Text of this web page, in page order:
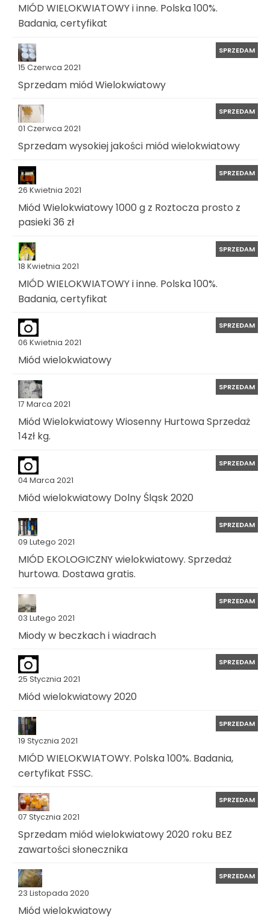
MIÓD WIELOKWIATOWY i inne. Polska 100%.
Badania, certyfikat
15 Czerwca 2021
SPRZEDAM
Sprzedam miód Wielokwiatowy
01 Czerwca 2021
SPRZEDAM
Sprzedam wysokiej jakości miód wielokwiatowy
26 Kwietnia 2021
SPRZEDAM
Miód Wielokwiatowy 1000 g z Roztocza prosto z
pasieki 36 zł
18 Kwietnia 2021
SPRZEDAM
MIÓD WIELOKWIATOWY i inne. Polska 100%.
Badania, certyfikat
06 Kwietnia 2021
SPRZEDAM
Miód wielokwiatowy
17 Marca 2021
SPRZEDAM
Miód Wielokwiatowy Wiosenny Hurtowa Sprzedaż
14zł kg.
04 Marca 2021
SPRZEDAM
Miód wielokwiatowy Dolny Śląsk 2020
09 Lutego 2021
SPRZEDAM
MIÓD EKOLOGICZNY wielokwiatowy. Sprzedaż
hurtowa. Dostawa gratis.
03 Lutego 2021
SPRZEDAM
Miody w beczkach i wiadrach
25 Stycznia 2021
SPRZEDAM
Miód wielokwiatowy 2020
19 Stycznia 2021
SPRZEDAM
MIÓD WIELOKWIATOWY. Polska 100%. Badania,
certyfikat FSSC.
07 Stycznia 2021
SPRZEDAM
Sprzedam miód wielokwiatowy 2020 roku BEZ
zawartości słonecznika
23 Listopada 2020
SPRZEDAM
Miód wielokwiatowy